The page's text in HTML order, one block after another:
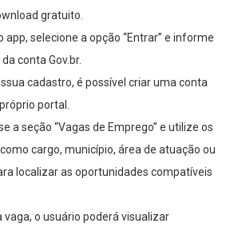
gratuito.
app, selecione a opção “Entrar” e informe
conta Gov.br.
cadastro, é possível criar uma conta
portal.
a seção “Vagas de Emprego” e utilize os
cargo, município, área de atuação ou
localizar as oportunidades compatíveis
vaga, o usuário poderá visualizar